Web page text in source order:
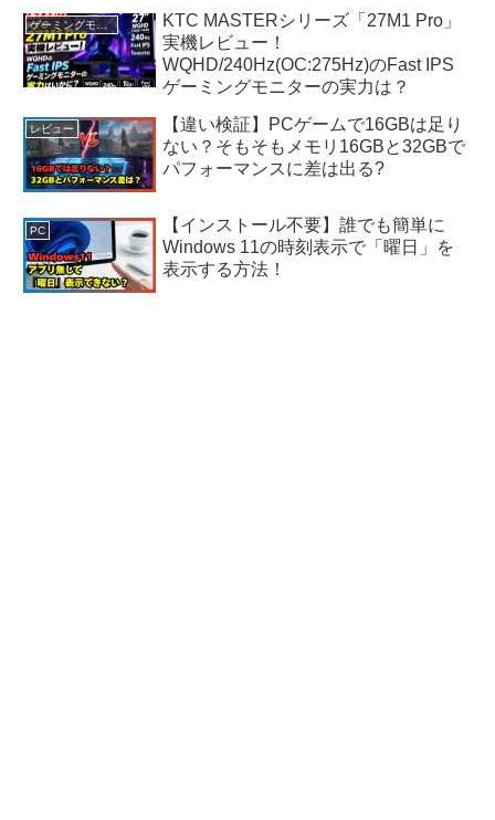
ゲーミングモニター
KTC MASTERシリーズ「27M1 Pro」
実機レビュー！
WQHD/240Hz(OC:275Hz)のFast IPS
ゲーミングモニターの実力は？
レビュー
【違い検証】PCゲームで16GBは足り
ない？そもそもメモリ16GBと32GBで
パフォーマンスに差は出る?
PC
【インストール不要】誰でも簡単に
Windows 11の時刻表示で「曜日」を
表示する方法！